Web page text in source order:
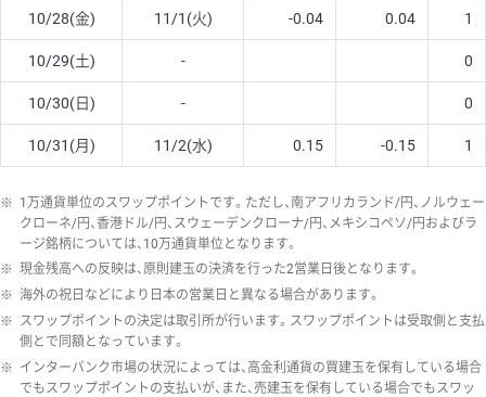
10/28(金) 11/1(火) -0.04 0.04 1
10/29(土) - 0
10/30(日) - 0
10/31(月) 11/2(水) 0.15 -0.15 1
※ 1万通貨単位のスワップポイントです。ただし、南アフリカランド/円、ノルウェー
クローネ/円、香港ドル/円、スウェーデンクローナ/円、メキシコペソ/円およびラ
ージ銘柄については、10万通貨単位となります。
※ 現金残高への反映は、原則建玉の決済を行った2営業日後となります。
※ 海外の祝日などにより日本の営業日と異なる場合があります。
※ スワップポイントの決定は取引所が行います。スワップポイントは受取側と支払
側とで同額となっています。
※ インターバンク市場の状況によっては、高金利通貨の買建玉を保有している場合
でもスワップポイントの支払いが、また、売建玉を保有している場合でもスワッ